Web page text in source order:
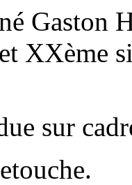
Gaston
XXème
sur